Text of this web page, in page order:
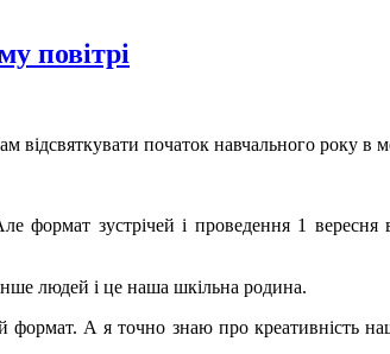
повітрі
відсвяткувати початок навчального року в
формат зустрічей і проведення 1
людей і це наша шкільна родина.
А я точно знаю про креативність